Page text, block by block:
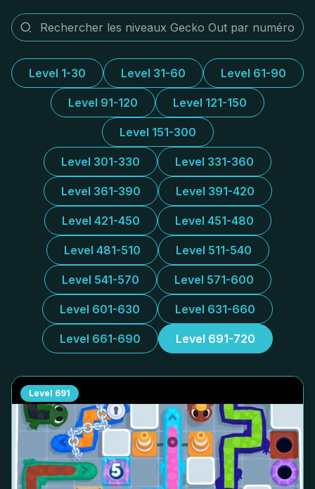
Level 1-30 Level 31-60 Level 61-90
Level 91-120 Level 121-150
Level 151-300
Level 301-330 Level 331-360
Level 361-390 Level 391-420
Level 421-450 Level 451-480
Level 481-510 Level 511-540
Level 541-570 Level 571-600
Level 601-630 Level 631-660
Level 661-690 Level 691-720
Level 691